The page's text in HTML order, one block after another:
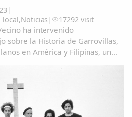
|
local,Noticias | 17292 visit
ha intervenido
sobre la Historia de Garrovillas,
en América y Filipinas, una